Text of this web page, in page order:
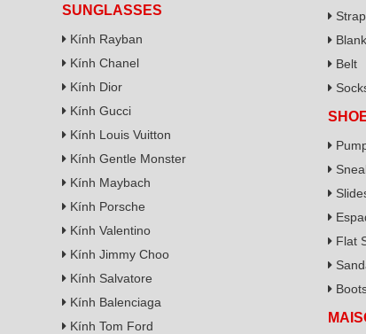
SUNGLASSES
Kính Rayban
Kính Chanel
Kính Dior
Kính Gucci
Kính Louis Vuitton
Kính Gentle Monster
Kính Maybach
Kính Porsche
Kính Valentino
Kính Jimmy Choo
Kính Salvatore
Kính Balenciaga
Kính Tom Ford
Belt
Flat